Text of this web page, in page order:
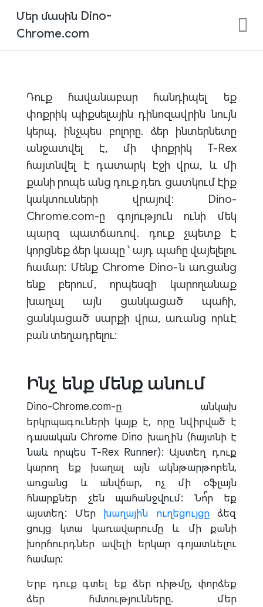
Մեր մասին Dino-
Chrome.com
Դուք հավանաբար հանդիպել եք
փոքրիկ պիքսելային դինոզավրին նույն
կերպ, ինչպես բոլորը. ձեր ինտերնետը
անջատվել է, մի փոքրիկ T-Rex
հայտնվել է դատարկ էջի վրա, և մի
քանի րոպե անց դուք դեռ ցատկում էիք
կակտուսների վրայով: Dino-
Chrome.com-ը գոյություն ունի մեկ
պարզ պատճառով. դուք չպետք է
կորցնեք ձեր կապը ՝ այդ պահը վայելելու
համար: Մենք Chrome Dino-ն առցանց
ենք բերում, որպեսզի կարողանաք
խաղալ այն ցանկացած պահի,
ցանկացած սարքի վրա, առանց որևէ
բան տեղադրելու:
Ինչ ենք մենք անում
Dino-Chrome.com-ը անկախ
երկրպագուների կայք է, որը նվիրված է
դասական Chrome Dino խաղին (հայտնի է
նաև որպես T-Rex Runner): Այստեղ դուք
կարող եք խաղալ այն ակնթարթորեն,
առցանց և անվճար, ոչ մի օֆլայն
հնարքներ չեն պահանջվում: Նո՞ր եք
այստեղ: Մեր խաղային ուղեցույցըձեզ
ցույց կտա կառավարումը և մի քանի
խորհուրդներ ավելի երկար գոյատևելու
համար:
Երբ դուք գտել եք ձեր ռիթմը, փորձեք
ձեր հմտությունները. մեր